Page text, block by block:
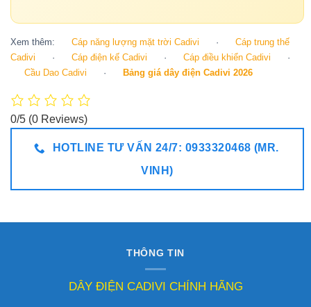
Xem thêm: Cáp năng lượng mặt trời Cadivi ·
Cáp trung thế
Cadivi
· Cáp điện kế Cadivi · Cáp điều khiển Cadivi
·
Cầu Dao Cadivi
· Bảng giá dây điện Cadivi 2026
0/5 (0 Reviews)
HOTLINE TƯ VẤN 24/7: 0933320468 (MR.
VINH)
THÔNG TIN
DÂY ĐIỆN CADIVI CHÍNH HÃNG